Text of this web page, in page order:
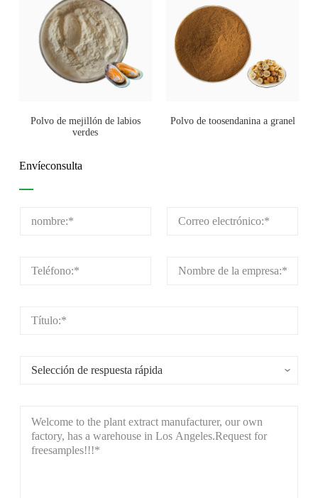
Polvo de mejillón de labios
verdes
Polvo de toosendanina a granel
Envíeconsulta